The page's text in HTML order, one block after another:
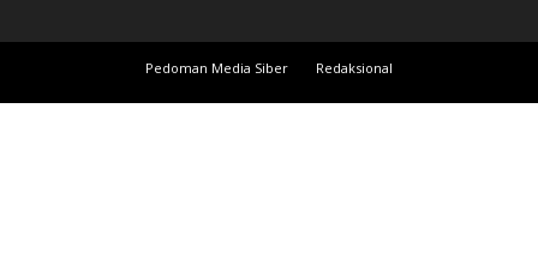
Pedoman Media Siber Redaksional